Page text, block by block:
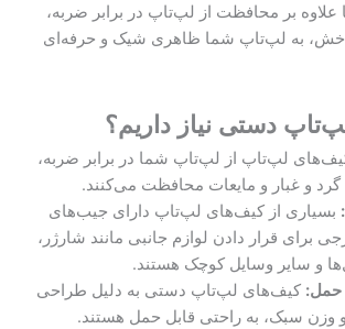
بر محافظت از لپ‌تاپ در برابر ضربه،
خش، به لپ‌تاپ شما ظاهری شیک و حرفه‌ای
دستی نیاز داریم؟
لپ‌تاپ از لپ‌تاپ شما در برابر ضربه،
و غبار و مایعات محافظت می‌کنند.
بسیاری از کیف‌های لپ‌تاپ دارای جیب‌های
برای قرار دادن لوازم جانبی مانند شارژر،
و سایر وسایل کوچک هستند.
حمل: کیف‌های لپ‌تاپ دستی به دلیل طراحی
وزن سبک، به راحتی قابل حمل هستند.